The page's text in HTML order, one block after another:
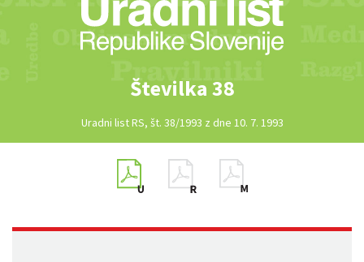
Številka 38
Uradni list RS, št. 38/1993 z dne 10. 7. 1993